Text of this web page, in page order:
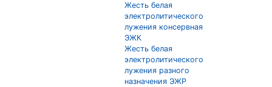
Жесть белая
электролитического
лужения консервная
ЭЖК
Жесть белая
электролитического
лужения разного
назначения ЭЖР